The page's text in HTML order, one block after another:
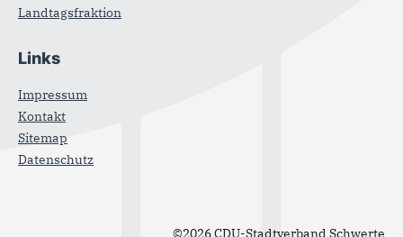
Landtagsfraktion
Links
Impressum
Kontakt
Sitemap
Datenschutz
©2026 CDU-Stadtverband Schwerte